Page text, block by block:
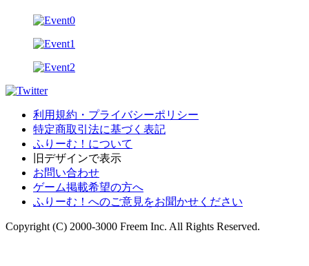
利用規約・プライバシーポリシー
特定商取引法に基づく表記
ふりーむ！について
旧デザインで表示
お問い合わせ
ゲーム掲載希望の方へ
ふりーむ！へのご意見をお聞かせください
Copyright (C) 2000-3000 Freem Inc. All Rights Reserved.